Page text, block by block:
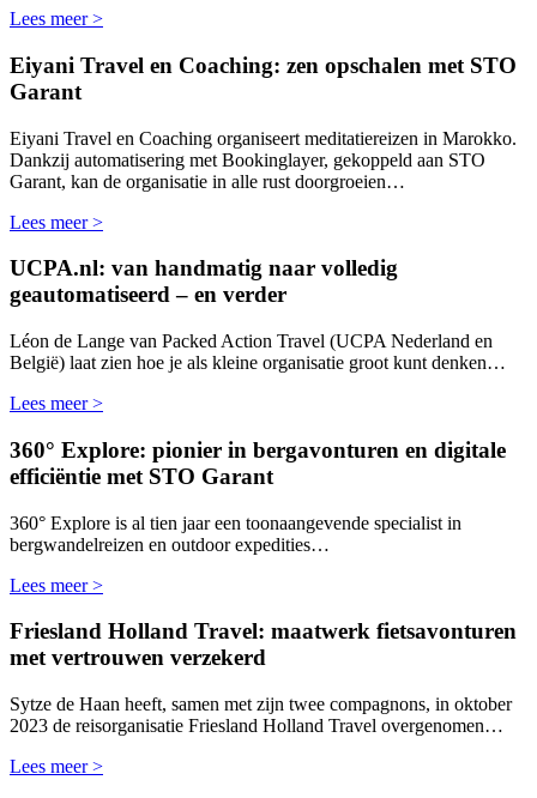
Lees meer >
Eiyani Travel en Coaching: zen opschalen met STO
Garant
Eiyani Travel en Coaching organiseert meditatiereizen in Marokko.
Dankzij automatisering met Bookinglayer, gekoppeld aan STO
Garant, kan de organisatie in alle rust doorgroeien…
Lees meer >
UCPA.nl: van handmatig naar volledig
geautomatiseerd – en verder
Léon de Lange van Packed Action Travel (UCPA Nederland en
België) laat zien hoe je als kleine organisatie groot kunt denken…
Lees meer >
360° Explore: pionier in bergavonturen en digitale
efficiëntie met STO Garant
360° Explore is al tien jaar een toonaangevende specialist in
bergwandelreizen en outdoor expedities…
Lees meer >
Friesland Holland Travel: maatwerk fietsavonturen
met vertrouwen verzekerd
Sytze de Haan heeft, samen met zijn twee compagnons, in oktober
2023 de reisorganisatie Friesland Holland Travel overgenomen…
Lees meer >